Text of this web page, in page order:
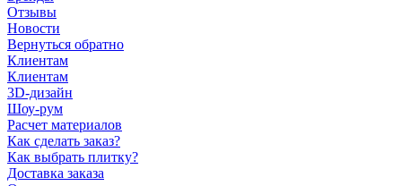
Отзывы
Новости
Вернуться обратно
Клиентам
Клиентам
3D-дизайн
Шоу-рум
Расчет материалов
Как сделать заказ?
Как выбрать плитку?
Доставка заказа